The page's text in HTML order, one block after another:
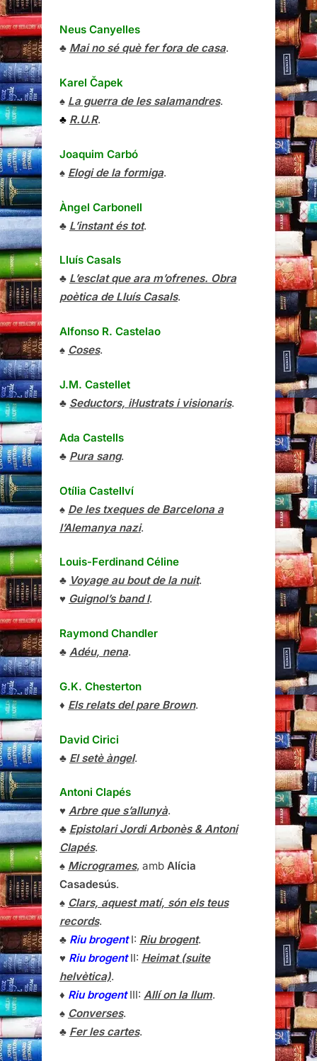
Neus Canyelles
♣ Mai no sé què fer fora de casa.
Karel Čapek
♠ La guerra de les salamandres.
♣ R.U.R.
Joaquim Carbó
♠ Elogi de la formiga.
Àngel Carbonell
♣ L’instant és tot.
Lluís Casals
♣ L’esclat que ara m’ofrenes. Obra
poètica de Lluís Casals.
Alfonso R. Castelao
♠ Coses.
J.M. Castellet
♣ Seductors, il·lustrats i visionaris.
Ada Castells
♣ Pura sang.
Otília Castellví
♠ De les txeques de Barcelona a
l’Alemanya nazi.
Louis-Ferdinand Céline
♣ Voyage au bout de la nuit.
♥ Guignol’s band I.
Raymond Chandler
♣ Adéu, nena.
G.K. Chesterton
♦ Els relats del pare Brown.
David Cirici
♣ El setè àngel.
Antoni Clapés
♥ Arbre que s’allunyà.
♣ Epistolari Jordi Arbonès & Antoni
Clapés.
♠ Microgrames, amb Alícia
Casadesús.
♠ Clars, aquest matí, són els teus
records.
♣ Riu brogentI: Riu brogent.
♥ Riu brogentII: Heimat (suite
helvètica).
♦ Riu brogentIII: Allí on la llum.
♠ Converses.
♣ Fer les cartes.